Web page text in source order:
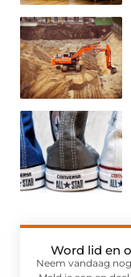
Word lid en
Neem vandaag